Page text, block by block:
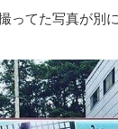
ってた写真が